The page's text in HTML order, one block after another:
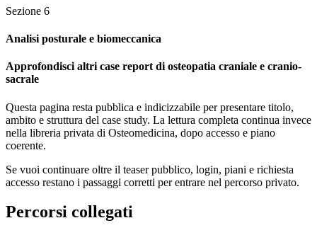
Sezione 6
Analisi posturale e biomeccanica
Approfondisci altri case report di osteopatia craniale e cranio-
sacrale
Questa pagina resta pubblica e indicizzabile per presentare titolo,
ambito e struttura del case study. La lettura completa continua invece
nella libreria privata di Osteomedicina, dopo accesso e piano
coerente.
Se vuoi continuare oltre il teaser pubblico, login, piani e richiesta
accesso restano i passaggi corretti per entrare nel percorso privato.
Percorsi collegati